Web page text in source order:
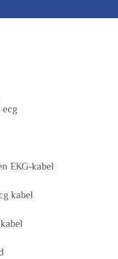
ecg
EKG-kabel
kabel